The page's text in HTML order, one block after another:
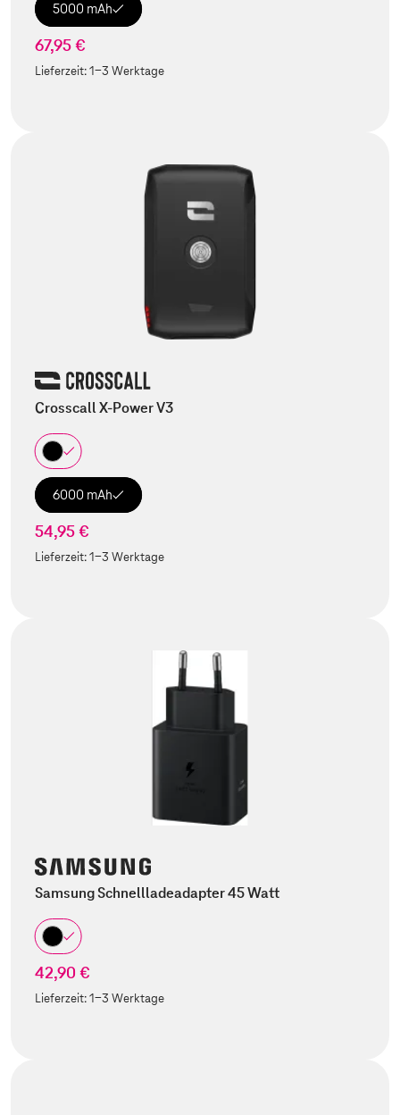
5000 mAh
67,95 €
Lieferzeit:1-3 Werktage
Crosscall X-Power V3
6000 mAh
54,95 €
Lieferzeit:1-3 Werktage
Samsung Schnellladeadapter 45 Watt
42,90 €
Lieferzeit:1-3 Werktage